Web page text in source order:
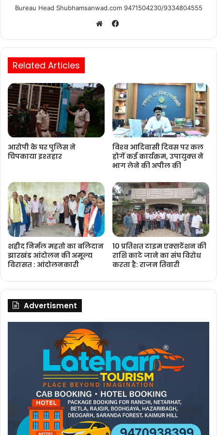
Bureau Head Shubhamsanwad.com 9471504230/9334804555
Facebook
Related Articles
आरोपी के घर पुलिस ने
चिपकाया इश्तहार
विश्‍व आदिवासी दिवस पर कल
होगें कई कार्यक्रम, उपायुक्‍त ने
भाग लेने की अपील की
शहीद निर्मल महतो का बलिदान
झारखंड आंदोलन की अमूल्य
विरासत : आंदोलनकारी
10 प्रतिशत टाइम एक्सटेंशन की
राशि काटे जाने का संघ विरोध
करता है: राजन तिवारी
Advertisment